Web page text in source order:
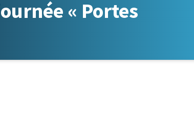
« Portes